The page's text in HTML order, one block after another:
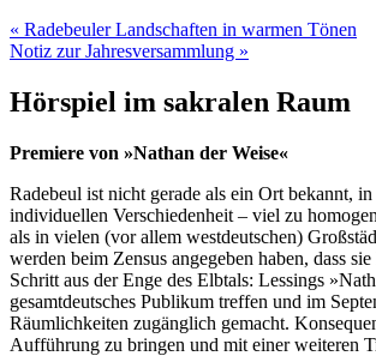
« Radebeuler Landschaften in warmen Tönen
Notiz zur Jahresversammlung »
Hörspiel im sakralen Raum
Premiere von »Nathan der Weise«
Radebeul ist nicht gerade als ein Ort bekannt,
individuellen Verschiedenheit – viel zu
als in vielen (vor allem westdeutschen)
werden beim Zensus angegeben haben, dass
Schritt aus der Enge des Elbtals: Lessings
gesamtdeutsches Publikum treffen und im
Räumlichkeiten zugänglich ge­macht.
Aufführung zu bringen und mit einer weiteren